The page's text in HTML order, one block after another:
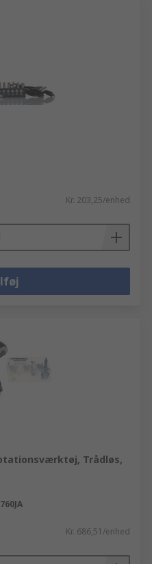
Kr. 203,25/enhed
Trådløs,
Kr. 686,51/enhed